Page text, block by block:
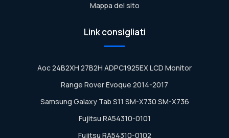
Mappa del sito
Link consigliati
Aoc 24B2XH 27B2H ADPC1925EX LCD Monitor
Range Rover Evoque 2014-2017
Samsung Galaxy Tab S11 SM-X730 SM-X736
Fujitsu RA54310-0101
Fujitsu RA54310-0102